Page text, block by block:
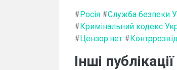
#Росія #Служба безпеки
#Кримінальний кодекс
#Цензор.нет #
Інші публікації